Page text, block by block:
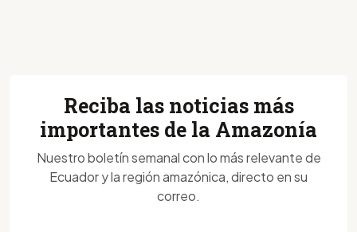
Reciba las noticias más
importantes de la Amazonía
Nuestro boletín semanal con lo más relevante de
Ecuador y la región amazónica, directo en su
correo.